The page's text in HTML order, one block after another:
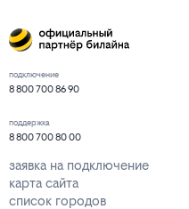
подключение
8 800 700 86 90
поддержка
8 800 700 80 00
заявка на подключение
карта сайта
список городов